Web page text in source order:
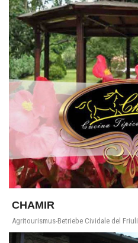
CHAMIR
Agritourismus-Betriebe Cividale del Friuli